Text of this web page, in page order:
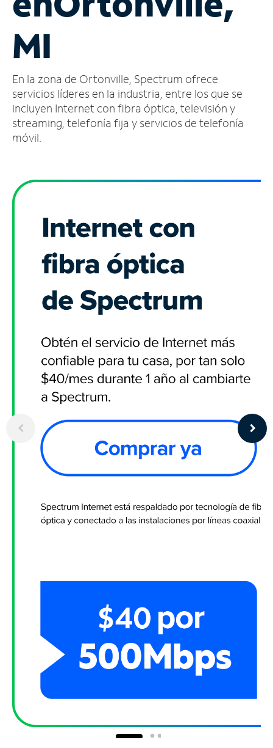
cuenta
Encuentra
tienda
MI
En la zona de Ortonville, Spectrum ofrece
servicios líderes en la industria, entre los que se
incluyen Internet con fibra óptica, televisión y
streaming, telefonía fija y servicios de telefonía
móvil.